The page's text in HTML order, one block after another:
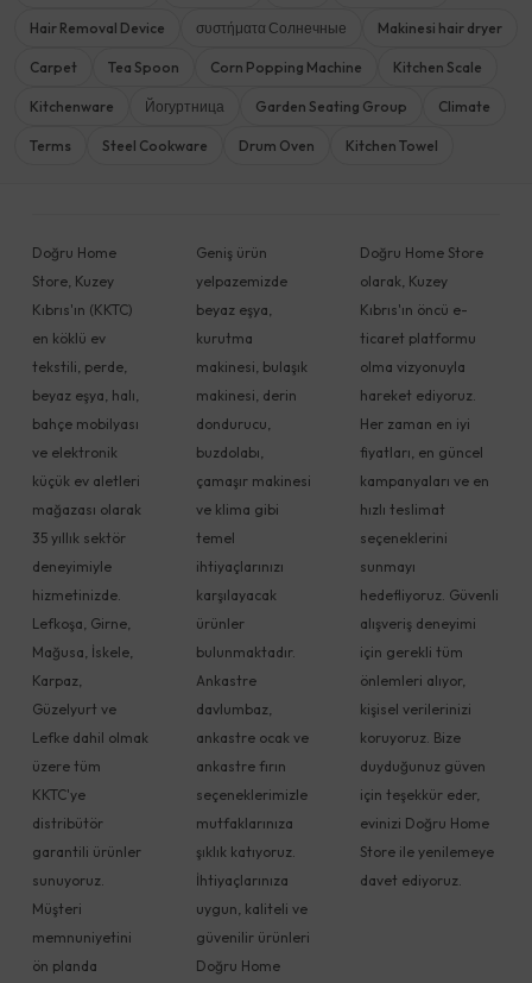
Hair Removal Device συστήματα Солнечные Makinesi hair dryer
Carpet Tea Spoon Corn Popping Machine Kitchen Scale
Kitchenware Йогуртница Garden Seating Group Climate
Terms Steel Cookware Drum Oven Kitchen Towel
Doğru Home
Store, Kuzey
Kıbrıs'ın (KKTC)
en köklü ev
tekstili, perde,
beyaz eşya, halı,
bahçe mobilyası
ve elektronik
küçük ev aletleri
mağazası olarak
35 yıllık sektör
deneyimiyle
hizmetinizde.
Lefkoşa, Girne,
Mağusa, İskele,
Karpaz,
Güzelyurt ve
Lefke dahil olmak
üzere tüm
KKTC'ye
distribütör
garantili ürünler
sunuyoruz.
Müşteri
memnuniyetini
ön planda
Geniş ürün
yelpazemizde
beyaz eşya,
kurutma
makinesi, bulaşık
makinesi, derin
dondurucu,
buzdolabı,
çamaşır makinesi
ve klima gibi
temel
ihtiyaçlarınızı
karşılayacak
ürünler
bulunmaktadır.
Ankastre
davlumbaz,
ankastre ocak ve
ankastre fırın
seçeneklerimizle
mutfaklarınıza
şıklık katıyoruz.
İhtiyaçlarınıza
uygun, kaliteli ve
güvenilir ürünleri
Doğru Home
Doğru Home Store
olarak, Kuzey
Kıbrıs'ın öncü e-
ticaret platformu
olma vizyonuyla
hareket ediyoruz.
Her zaman en iyi
fiyatları, en güncel
kampanyaları ve en
hızlı teslimat
seçeneklerini
sunmayı
hedefliyoruz. Güvenli
alışveriş deneyimi
için gerekli tüm
önlemleri alıyor,
kişisel verilerinizi
koruyoruz. Bize
duyduğunuz güven
için teşekkür eder,
evinizi Doğru Home
Store ile yenilemeye
davet ediyoruz.